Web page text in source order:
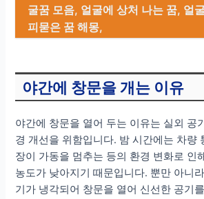
굴꿈 모음, 얼굴에 상처 나는 꿈, 얼
피묻은 꿈 해몽,
야간에 창문을 개는 이유
야간에 창문을 열어 두는 이유는 실외 공
경 개선을 위함입니다. 밤 시간에는 차량
장이 가동을 멈추는 등의 환경 변화로 인
농도가 낮아지기 때문입니다. 뿐만 아니
기가 냉각되어 창문을 열어 신선한 공기